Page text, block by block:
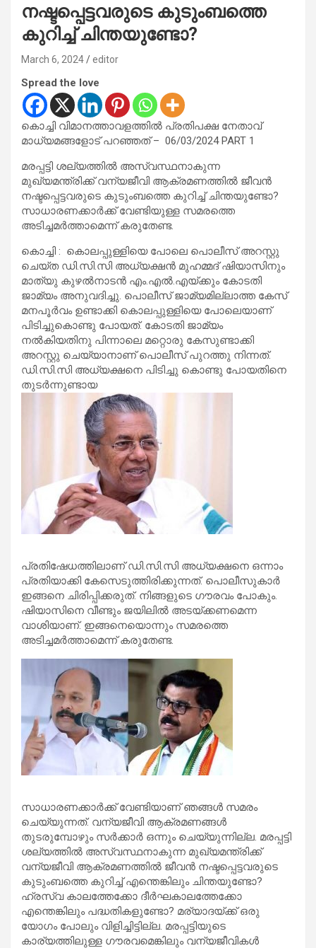
നഷ്ടപ്പെട്ടവരുടെ കുടുംബത്തെ
കുറിച്ച് ചിന്തയുണ്ടോ?
March 6, 2024 editor
Spread the love
കൊച്ചി വിമാനത്താവളത്തില്‍ പ്രതിപക്ഷ നേതാവ്
മാധ്യമങ്ങളോട് പറഞ്ഞത് – 06/03/2024 PART 1
മരപ്പട്ടി ശല്യത്തില്‍ അസ്വസ്ഥനാകുന്ന
മുഖ്യമന്ത്രിക്ക് വന്യജീവി ആക്രമണത്തില്‍ ജീവന്‍
നഷ്ടപ്പെട്ടവരുടെ കുടുംബത്തെ കുറിച്ച് ചിന്തയുണ്ടോ?
സാധാരണക്കാര്‍ക്ക് വേണ്ടിയുള്ള സമരത്തെ
അടിച്ചമര്‍ത്താമെന്ന് കരുതേണ്ട.
കൊച്ചി : കൊലപ്പുള്ളിയെ പോലെ പൊലീസ് അറസ്റ്റു
ചെയ്ത ഡി.സി.സി അധ്യക്ഷന്‍ മുഹമ്മദ് ഷിയാസിനും
മാത്യു കുഴല്‍നാടന്‍ എം.എല്‍.എയ്ക്കും കോടതി
ജാമ്യം അനുവദിച്ചു. പൊലീസ് ജാമ്യമില്ലാത്ത കേസ്
മനപൂര്‍വം ഉണ്ടാക്കി കൊലപ്പുള്ളിയെ പോലെയാണ്
പിടിച്ചുകൊണ്ടു പോയത്. കോടതി ജാമ്യം
നല്‍കിയതിനു പിന്നാലെ മറ്റൊരു കേസുണ്ടാക്കി
അറസ്റ്റു ചെയ്യാനാണ് പൊലീസ് പുറത്തു നിന്നത്.
ഡി.സി.സി അധ്യക്ഷനെ പിടിച്ചു കൊണ്ടു പോയതിനെ
തുടര്‍ന്നുണ്ടായ
പ്രതിഷേധത്തിലാണ് ഡി.സി.സി അധ്യക്ഷനെ ഒന്നാം
പ്രതിയാക്കി കേസെടുത്തിരിക്കുന്നത്. പൊലീസുകാര്‍
ഇങ്ങനെ ചിരിപ്പിക്കരുത്. നിങ്ങളുടെ ഗൗരവം പോകും.
ഷിയാസിനെ വീണ്ടും ജയിലില്‍ അടയ്ക്കണമെന്ന
വാശിയാണ്. ഇങ്ങനെയൊന്നും സമരത്തെ
അടിച്ചമര്‍ത്താമെന്ന് കരുതേണ്ട.
സാധാരണക്കാര്‍ക്ക് വേണ്ടിയാണ് ഞങ്ങള്‍ സമരം
ചെയ്യുന്നത്. വന്യജീവി ആക്രമണങ്ങള്‍
തുടരുമ്പോഴും സര്‍ക്കാര്‍ ഒന്നും ചെയ്യുന്നില്ല. മരപ്പട്ടി
ശല്യത്തില്‍ അസ്വസ്ഥനാകുന്ന മുഖ്യമന്ത്രിക്ക്
വന്യജീവി ആക്രമണത്തില്‍ ജീവന്‍ നഷ്ടപ്പെട്ടവരുടെ
കുടുംബത്തെ കുറിച്ച് എന്തെങ്കിലും ചിന്തയുണ്ടോ?
ഹ്രസ്വ കാലത്തേക്കോ ദീര്‍ഘകാലത്തേക്കോ
എന്തെങ്കിലും പദ്ധതികളുണ്ടോ? മര്യാദയ്ക്ക് ഒരു
യോഗം പോലും വിളിച്ചിട്ടില്ല. മരപ്പട്ടിയുടെ
കാര്യത്തിലുള്ള ഗൗരവമെങ്കിലും വന്യജീവികള്‍